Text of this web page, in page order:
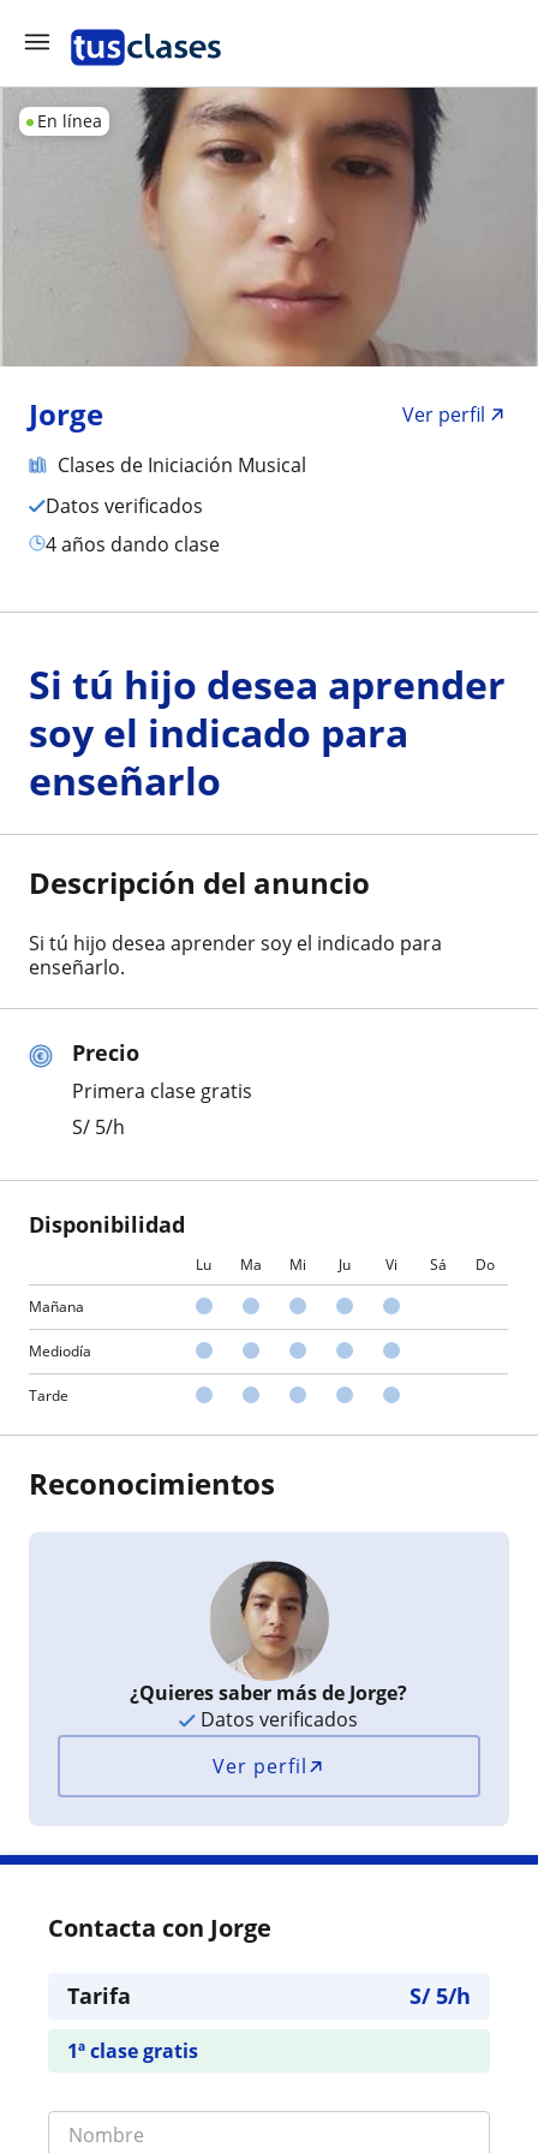
En línea
Jorge
Ver perfil
Clases de Iniciación Musical
Datos verificados
4 años dando clase
Precio
Primera clase gratis
S/ 5/h
Disponibilidad
Lu Ma Mi Ju Vi Sá Do
Mañana
Mediodía
Tarde
Si tú hijo desea aprender
soy el indicado para
enseñarlo
Descripción del anuncio
Si tú hijo desea aprender soy el indicado para
enseñarlo.
Reconocimientos
¿Quieres saber más de Jorge?
Datos verificados
Ver perfil
Contacta con Jorge
Tarifa S/5/h
1ª clase gratis